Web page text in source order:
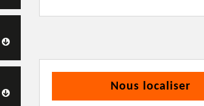
Nous localiser